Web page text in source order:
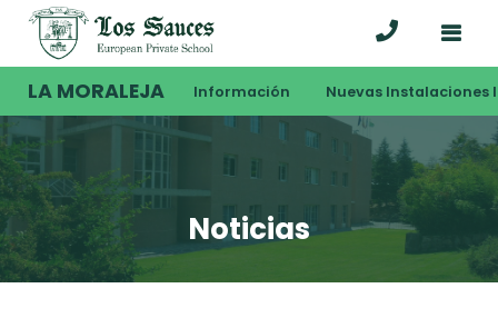
LA MORALEJA Información Nuevas Instalaciones
Noticias